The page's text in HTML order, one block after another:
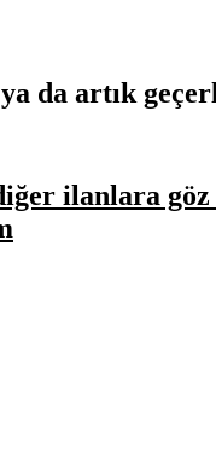
da artık
ilanlara göz